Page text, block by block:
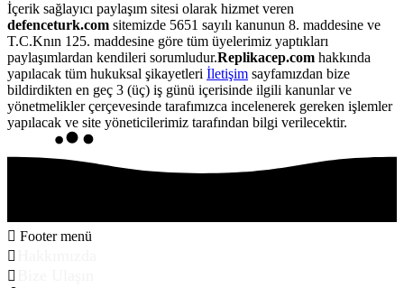
İçerik sağlayıcı paylaşım sitesi olarak hizmet veren
defenceturk.com sitemizde 5651 sayılı kanunun 8. maddesine ve
T.C.Knın 125. maddesine göre tüm üyelerimiz yaptıkları
paylaşımlardan kendileri sorumludur.Replikacep.com hakkında
yapılacak tüm hukuksal şikayetleri İletişim sayfamızdan bize
bildirdikten en geç 3 (üç) iş günü içerisinde ilgili kanunlar ve
yönetmelikler çerçevesinde tarafımızca incelenerek gereken işlemler
yapılacak ve site yöneticilerimiz tarafından bilgi verilecektir.
Footer menü